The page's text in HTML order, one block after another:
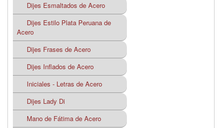
Dijes Esmaltados de Acero
Dijes Estilo Plata Peruana de
Acero
Dijes Frases de Acero
Dijes Inflados de Acero
Iniciales - Letras de Acero
Dijes Lady Di
Mano de Fátima de Acero